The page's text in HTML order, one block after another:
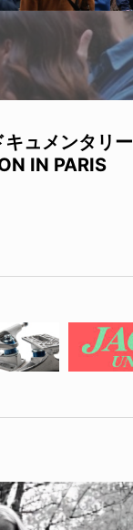
ュメンタリー
IN PARIS